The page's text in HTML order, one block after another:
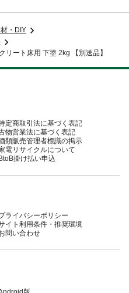
・DIY
ート床用 下塗 2kg 【別送品】
定商取引法に基づく表記
物営業法に基づく表記
類販売管理者標識の掲示
電リサイクルについて
BtoB掛け払い申込
ライバシーポリシー
イト利用条件・推奨環境
問い合わせ